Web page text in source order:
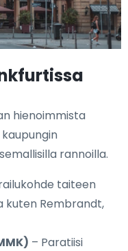
hienoimmista
rannoilla.
taiteen
kuten Rembrandt,
– Paratiisi